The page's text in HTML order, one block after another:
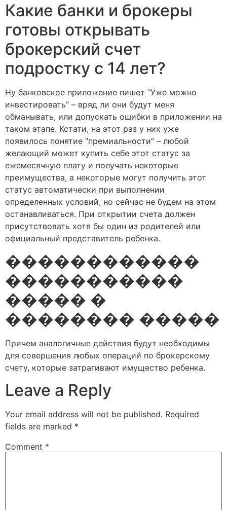
Какие банки и брокеры
готовы открывать
брокерский счет
подростку с 14 лет?
Ну банковское приложение пишет “Уже можно
инвестировать” – вряд ли они будут меня
обманывать, или допускать ошибки в приложении на
таком этапе. Кстати, на этот раз у них уже
появилось понятие “премиальности” – любой
желающий может купить себе этот статус за
ежемесячную плату и получать некоторые
преимущества, а некоторые могут получить этот
статус автоматически при выполнении
определенных условий, но сейчас не будем на этом
останавливаться. При открытии счета должен
присутствовать хотя бы один из родителей или
официальный представитель ребенка.
������������
�����������
����� �
�������� �����
Причем аналогичные действия будут необходимы
для совершения любых операций по брокерскому
счету, которые затрагивают имущество ребенка.
Leave a Reply
Your email address will not be published. Required
fields are marked *
Comment *